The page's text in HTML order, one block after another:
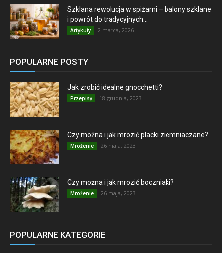
Szklana rewolucja w spiżarni – balony szklane
i powrót do tradycyjnych...
Artykuły 2 marca, 2026
POPULARNE POSTY
Jak zrobić idealne gnocchetti?
Przepisy 18 grudnia, 2023
Czy można i jak mrozić placki ziemniaczane?
Mrożenie 26 maja, 2023
Czy można i jak mrozić boczniaki?
Mrożenie 26 maja, 2023
POPULARNE KATEGORIE